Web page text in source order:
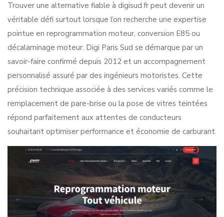
Trouver une alternative fiable à digisud.fr peut devenir un
véritable défi surtout lorsque l’on recherche une expertise
pointue en reprogrammation moteur, conversion E85 ou
décalaminage moteur. Digi Paris Sud se démarque par un
savoir-faire confirmé depuis 2012 et un accompagnement
personnalisé assuré par des ingénieurs motoristes. Cette
précision technique associée à des services variés comme le
remplacement de pare-brise ou la pose de vitres teintées
répond parfaitement aux attentes de conducteurs
souhaitant optimiser performance et économie de carburant.